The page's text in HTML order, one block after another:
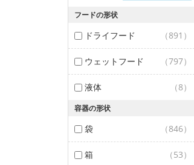
フードの形状
ドライフード （891）
ウェットフード （797）
液体 （8）
容器の形状
袋 （846）
箱 （53）